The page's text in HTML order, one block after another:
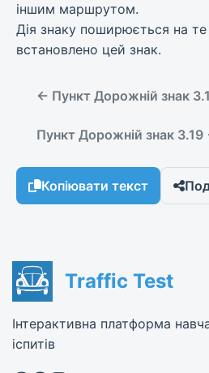
іншим маршрутом.
Дія знаку поширюється на
встановлено цей знак.
← Пункт Дорожній знак
Пункт Дорожній знак
Копіювати текст
Traffic Test
Інтерактивна платформа
іспитів